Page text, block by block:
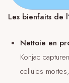
Les bienfaits de
Nettoie en
Konjac
cellules